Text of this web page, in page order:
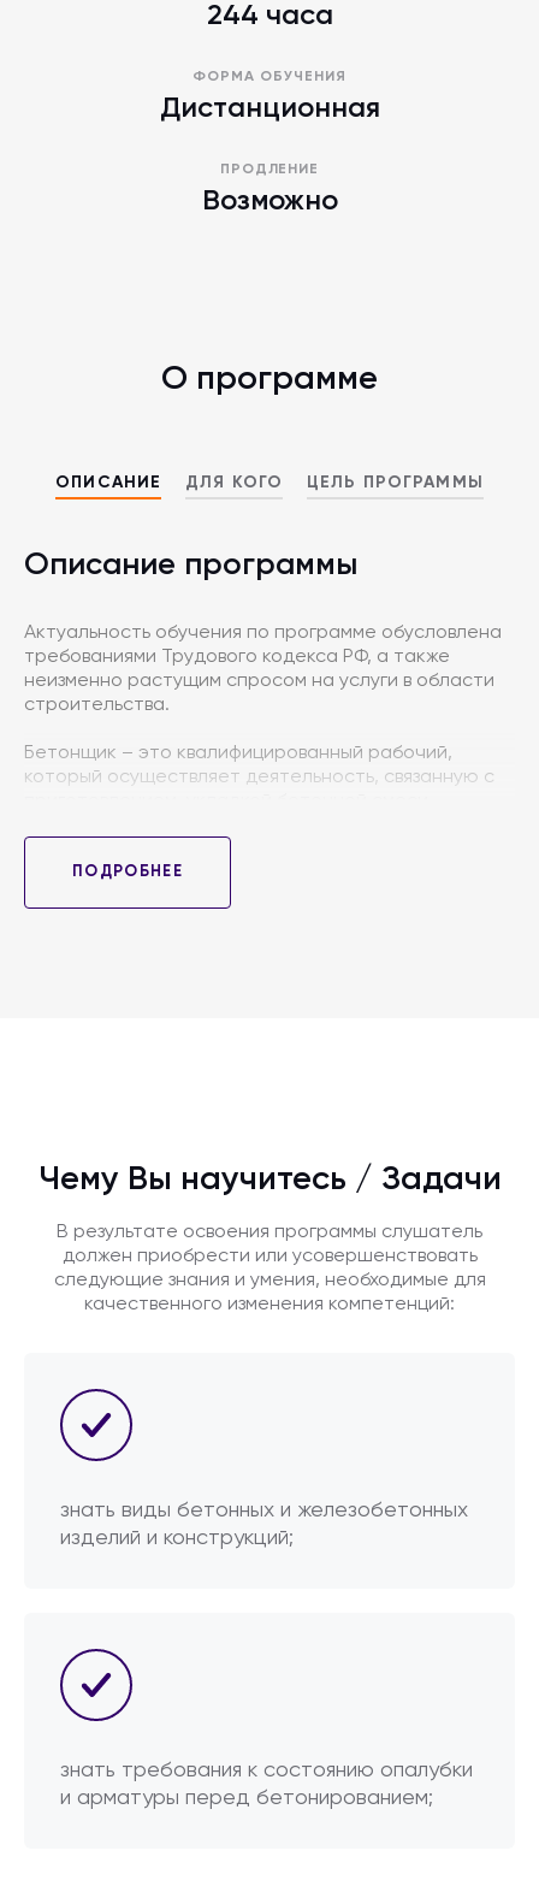
244 часа
ФОРМА ОБУЧЕНИЯ
Дистанционная
ПРОДЛЕНИЕ
Возможно
О программе
ОПИСАНИЕ ДЛЯ КОГО ЦЕЛЬ ПРОГРАММЫ
Описание программы
Актуальность обучения по программе обусловлена
требованиями Трудового кодекса РФ, а также
неизменно растущим спросом на услуги в области
строительства.
Бетонщик – это квалифицированный рабочий,
который осуществляет деятельность, связанную с
сверлением, отделкой и т. д.). Специалист
ПОДРОБНЕЕ
Чему Вы научитесь / Задачи
В результате освоения программы слушатель
должен приобрести или усовершенствовать
следующие знания и умения, необходимые для
качественного изменения компетенций:
знать виды бетонных и железобетонных
изделий и конструкций;
знать требования к состоянию опалубки
и арматуры перед бетонированием;